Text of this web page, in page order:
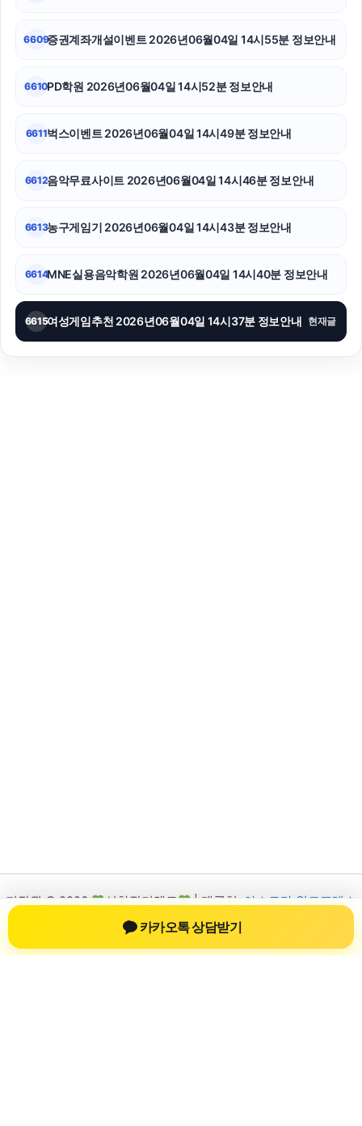
6609증권계좌개설이벤트 2026년06월04일 14시55분 정보안내
6610PD학원 2026년06월04일 14시52분 정보안내
6611벅스이벤트 2026년06월04일 14시49분 정보안내
6612음악무료사이트 2026년06월04일 14시46분 정보안내
6613농구게임기 2026년06월04일 14시43분 정보안내
6614MNE실용음악학원 2026년06월04일 14시40분 정보안내
6615여성게임추천 2026년06월04일 14시37분 정보안내 현재글
저작권 © 2026 신차장기렌트 | 제공처:
아스트라 워드프레스
테마
카카오톡 상담받기